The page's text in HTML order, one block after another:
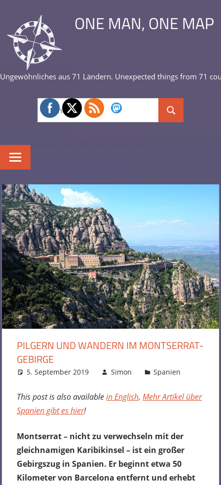
Inhalt
springen
ONE MAN, ONE MAP
Ungewöhnliches aus 71 Ländern. Unexpected things from 71
Suchen
nach:
Suchen
PILGERN UND WANDERN IM MONTSERRAT-
GEBIRGE
5. September 2019 Simon
Spanien
This post is also availablein English.Mehr Artikel über
Spanien gibt es hier!
Montserrat – nicht zu verwechseln mit der
gleichnamigen Karibikinsel – ist ein großer
Gebirgszug in Spanien. Er beginnt etwa 50
Kilometer von Barcelona entfernt und erhebt